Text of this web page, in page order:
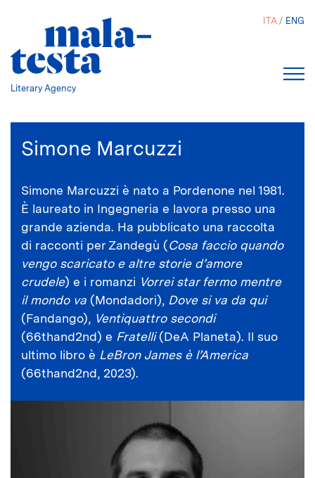
Literary Agency
ITA ENG
Simone Marcuzzi
Simone Marcuzzi è nato a Pordenone nel 1981.
È laureato in Ingegneria e lavora presso una
grande azienda. Ha pubblicato una raccolta
di racconti per Zandegù (Cosa faccio quando
vengo scaricato e altre storie d’amore
crudele) e i romanzi Vorrei star fermo mentre
il mondo va (Mondadori), Dove si va da qui
(Fandango), Ventiquattro secondi
(66thand2nd) e Fratelli(DeA Planeta). Il suo
ultimo libro è LeBron James è l’America
(66thand2nd, 2023).